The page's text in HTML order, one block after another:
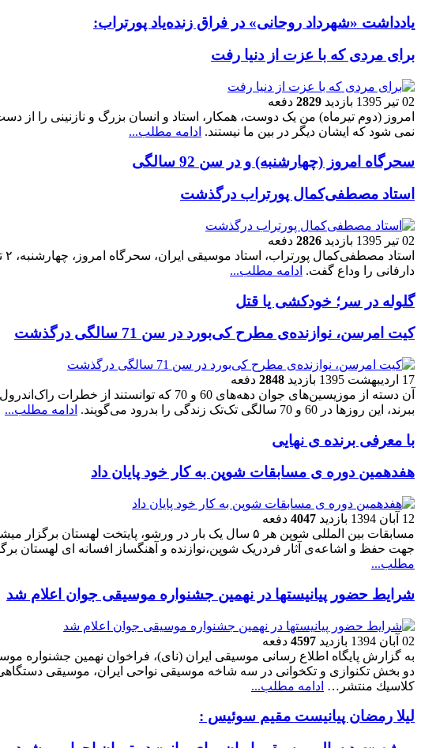
یادداشت «شهرداد روحانی» در فراق زنده‌یاد پورتراب:
برای مردی که با عزت از دنیا رفت
02 تیر 1395 بازدید 2829 دفعه
امروز (دوم تیرماه) من یک دوست، همکار، استاد و انسان بزرگ و نازنینى را از
نمی شود که ایشان دیگر در بین ما نیستند. ادامه مطلب...
سحرگاه امروز (چهارشنبه) و در سن 92 سالگی
استاد مصطفی‌کمال پورتراب درگذشت
02 تیر 1395 بازدید 2826 دفعه
دارفانی را وداع گفت. ادامه مطلب...
گلوله در سر؛ خودکشی یا قتل
کیت امرسن، نوازنده‌ی مطرح کی‌بورد در سن 71 سالگی درگذشت
17 ارديبهشت 1395 بازدید 2848 دفعه
آن دسته از موزیسین‌های جوان دهه‌های 60 و 70 که توانستند از
ببرند، این روزها در 60 و 70 سالگی تک‌تک زندگی را بدرود می‌گویند.
ادامه مطلب...
با معرفی برنده ی نهایی
هفدهمین دوره ی مسابقات شوپن به کار خود پایان داد
12 آبان 1394 بازدید 4047 دفعه
مسابقات بین المللی شوپن هر ۵ سال یک بار در ورشو، پایتخت لهستان
جهت حفظ و اشاعه‌ی آثار فردریک شوپن،‌نوازنده و آهنگساز افسانه‌ ای لهستان
مطلب...
شرايط حضور پيانيستها در نهمين جشنواره موسيقی جوان اعلام شد
02 آبان 1394 بازدید 4597 دفعه
به گزارش پایگاه اطلاع رسانی موسیقی ایران (نای)، فراخوان نهمین جشنواره
دو بخش تكنوازی و تكخوانی در سه شاخه موسیقی نواحی ایران، موسیقی
كلاسیك منتشر… ادامه مطلب...
لیلا رمضان پیانیست مقیم سوئیس :